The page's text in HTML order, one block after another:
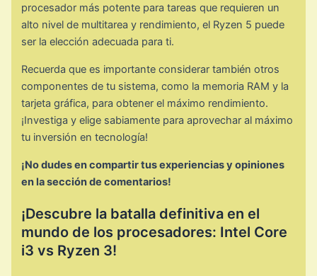
procesador más potente para tareas que requieren un
alto nivel de multitarea y rendimiento, el Ryzen 5 puede
ser la elección adecuada para ti.
Recuerda que es importante considerar también otros
componentes de tu sistema, como la memoria RAM y la
tarjeta gráfica, para obtener el máximo rendimiento.
¡Investiga y elige sabiamente para aprovechar al máximo
tu inversión en tecnología!
¡No dudes en compartir tus experiencias y opiniones
en la sección de comentarios!
¡Descubre la batalla definitiva en el
mundo de los procesadores: Intel Core
i3 vs Ryzen 3!